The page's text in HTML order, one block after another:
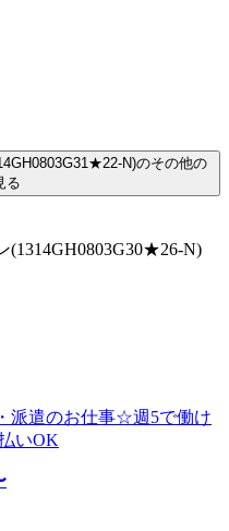
N)のその他の
る
(1314GH0803G30★26-N)
派遣のお仕事☆週5で働け
いOK